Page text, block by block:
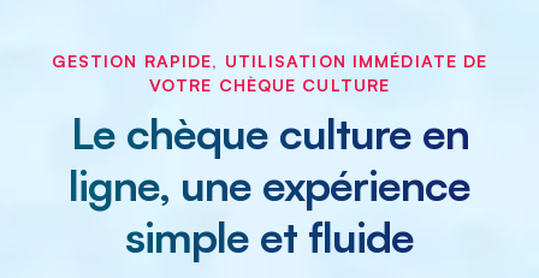
GESTION RAPIDE, UTILISATION IMMÉDIATE DE
VOTRE CHÈQUE CULTURE
Le chèque culture en
ligne, une expérience
simple et fluide